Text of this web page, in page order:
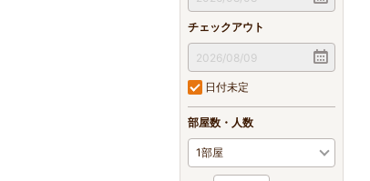
チェックアウト
日付未定
部屋数・人数